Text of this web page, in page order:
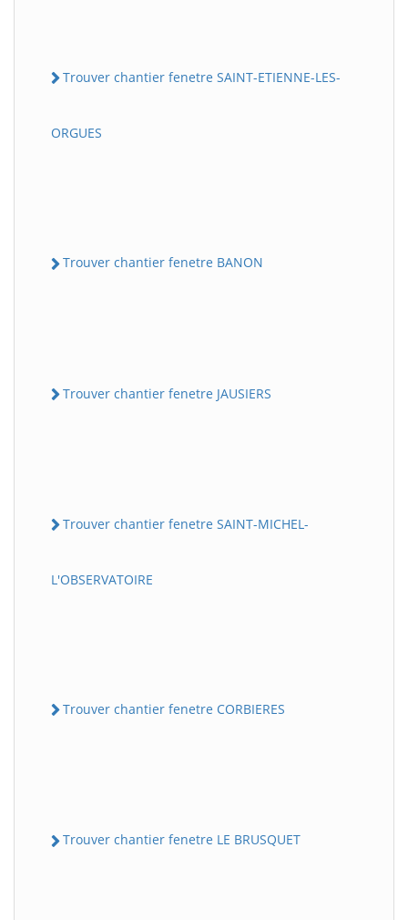
Trouver chantier fenetre SAINT-ETIENNE-LES-
ORGUES
Trouver chantier fenetre BANON
Trouver chantier fenetre JAUSIERS
Trouver chantier fenetre SAINT-MICHEL-
L'OBSERVATOIRE
Trouver chantier fenetre CORBIERES
Trouver chantier fenetre LE BRUSQUET